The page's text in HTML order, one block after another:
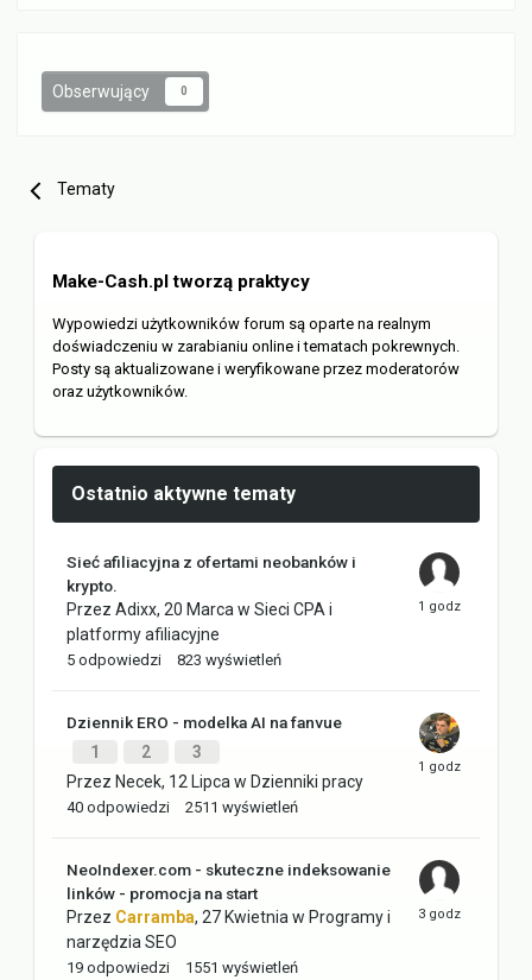
Obserwujący 0
Tematy
Make-Cash.pl tworzą praktycy
Wypowiedzi użytkowników forum są oparte na realnym
doświadczeniu w zarabianiu online i tematach pokrewnych.
Posty są aktualizowane i weryfikowane przez moderatorów
oraz użytkowników.
Ostatnio aktywne tematy
Sieć afiliacyjna z ofertami neobanków i
krypto.
Przez Adixx, 20 Marca w Sieci CPA i
platformy afiliacyjne
5 odpowiedzi 823 wyświetleń
Dziennik ERO - modelka AI na fanvue
1
2
3
Przez Necek, 12 Lipca w Dzienniki pracy
40 odpowiedzi 2511 wyświetleń
NeoIndexer.com - skuteczne indeksowanie
linków - promocja na start
Przez Carramba, 27 Kwietnia w Programy i
narzędzia SEO
19 odpowiedzi 1551 wyświetleń